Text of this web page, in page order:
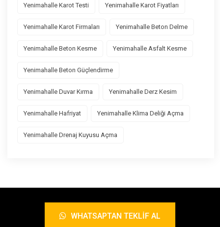
Yenimahalle Karot Testi Yenimahalle Karot Fiyatları
Yenimahalle Karot Firmaları Yenimahalle Beton Delme
Yenimahalle Beton Kesme Yenimahalle Asfalt Kesme
Yenimahalle Beton Güçlendirme
Yenimahalle Duvar Kırma Yenimahalle Derz Kesim
Yenimahalle Hafriyat Yenimahalle Klima Deliği Açma
Yenimahalle Drenaj Kuyusu Açma
WHATSAPTAN TEKLIF AL